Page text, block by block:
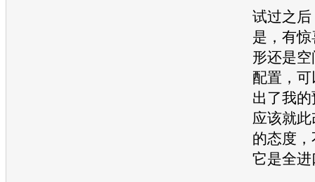
试过之
是，有
形还是
配置，
出了我
应该就
的态度
它是全